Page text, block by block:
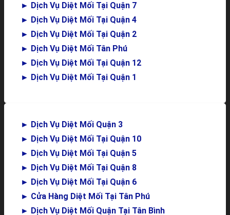
► Dịch Vụ Diệt Mối Tại Quận 7
► Dịch Vụ Diệt Mối Tại Quận 4
► Dịch Vụ Diệt Mối Tại Quận 2
► Dịch Vụ Diệt Mối Tân Phú
► Dịch Vụ Diệt Mối Tại Quận 12
► Dịch Vụ Diệt Mối Tại Quận 1
► Dịch Vụ Diệt Mối Quận 3
► Dịch Vụ Diệt Mối Tại Quận 10
► Dịch Vụ Diệt Mối Tại Quận 5
► Dịch Vụ Diệt Mối Tại Quận 8
► Dịch Vụ Diệt Mối Tại Quận 6
► Cửa Hàng Diệt Mối Tại Tân Phú
► Dịch Vụ Diệt Mối Quận Tại Tân Bình